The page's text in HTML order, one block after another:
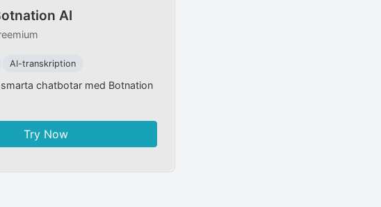
AI
AI-transkription
chatbotar med Botnation
Try Now